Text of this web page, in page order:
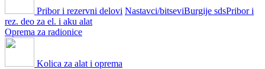
Pribor i rezervni delovi Nastavci/bitseviBurgije sdsPribor i
rez. deo za el. i aku alat
Oprema za radionice
Kolica za alat i oprema